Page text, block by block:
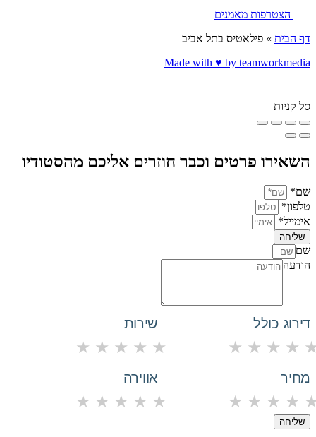
הצטרפות מאמנים
דף הבית » פילאטיס בתל אביב
Made with ♥️ by teamworkmedia
סל קניות
השאירו פרטים וכבר חוזרים אליכם מהסטודיו
שם*
טלפון*
אימייל*
שליחה
שם
הודעה
דירוג כולל
★ ★ ★ ★
שירות
★ ★ ★ ★ ★
מחיר
★ ★ ★ ★
אווירה
★ ★ ★ ★ ★
שליחה